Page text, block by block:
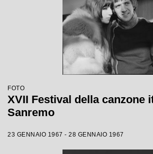
FOTO
XVII Festival della canzone
Sanremo
23 GENNAIO 1967 - 28 GENNAIO 1967